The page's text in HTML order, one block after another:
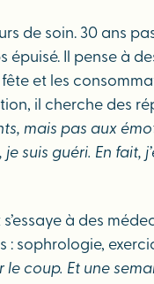
de soin. 30 ans
Il pense à
et les
il cherche des
mais pas aux
suis guéri. En fait,
à des
sophrologie,
le coup. Et une